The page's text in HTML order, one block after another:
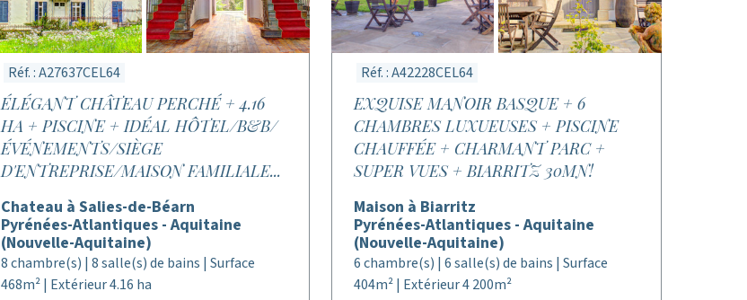
Réf. : A27637CEL64
ÉLÉGANT CHÂTEAU PERCHÉ + 4.16
HA + PISCINE + IDÉAL HÔTEL/B&B/
ÉVÉNEMENTS/SIÈGE
D'ENTREPRISE/MAISON FAMILIALE...
Chateau à Salies-de-Béarn
Pyrénées-Atlantiques - Aquitaine
(Nouvelle-Aquitaine)
8 chambre(s) | 8 salle(s) de bains | Surface
468m² | Extérieur 4.16 ha
Réf. : A42228CEL64
EXQUISE MANOIR BASQUE + 6
CHAMBRES LUXUEUSES + PISCINE
CHAUFFÉE + CHARMANT PARC +
SUPER VUES + BIARRITZ 30MN!
Maison à Biarritz
Pyrénées-Atlantiques - Aquitaine
(Nouvelle-Aquitaine)
6 chambre(s) | 6 salle(s) de bains | Surface
404m² | Extérieur 4 200m²